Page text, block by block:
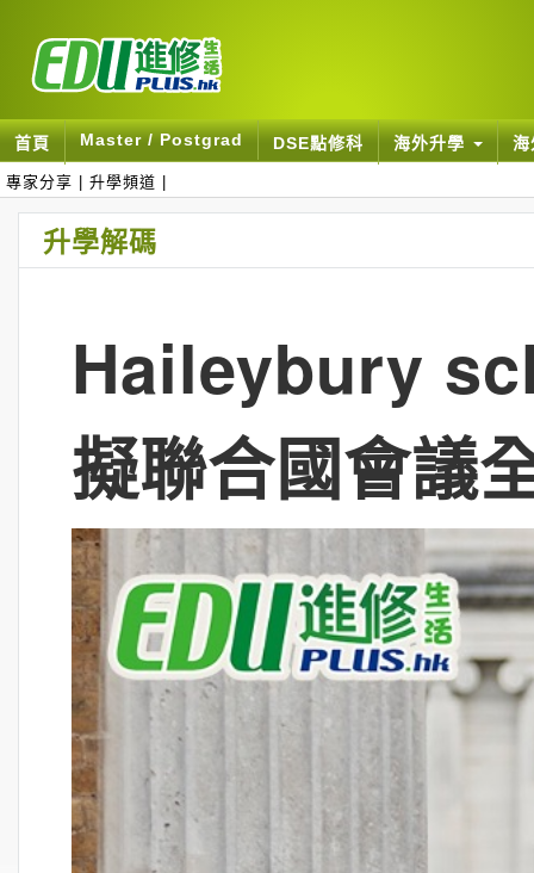
首頁 Master / Postgrad DSE點修科 海外升學
專家分享 升學頻道
升學解碼
Haileybury
擬聯合國會議